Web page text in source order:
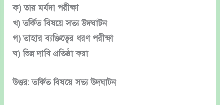
ক) তার মর্যদা পরীক্ষা
খ) তর্কিত বিষয়ে সত্য উদঘাটন
গ) তাহার ব্যক্তিত্বের ধরণ পরীক্ষা
ঘ) ভিন্ন দাবি প্রতিষ্ঠা করা
উত্তর: তর্কিত বিষয়ে সত্য উদঘাটন